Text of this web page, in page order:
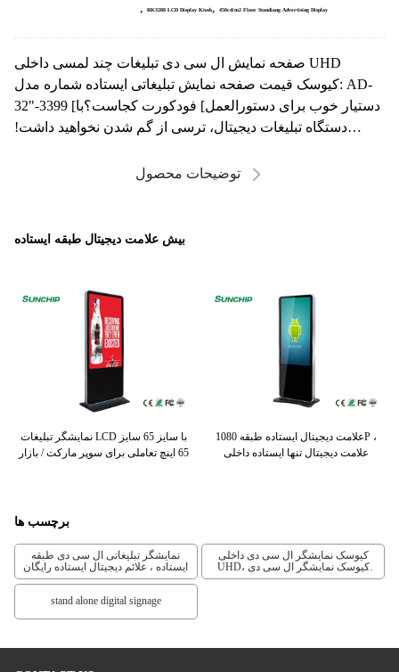
, RK3288 LCD Display Kiosk, 450cd/m2 Floor Standiang Advertising Display
صفحه نمایش ال سی دی تبلیغات چند لمسی داخلی UHD
کیوسک قیمت صفحه نمایش تبلیغاتی ایستاده شماره مدل: AD-
32"-3399 [دستیار خوب برای دستورالعمل] فودکورت کجاست؟با
دستگاه تبلیغات دیجیتال، ترسی از گم شدن نخواهید داشت!
توضیحات محصول
بیش علامت دیجیتال طبقه ایستاده
نمایشگر تبلیغات LCD با سایز 65 سایز
65 اینچ تعاملی برای سوپر مارکت / بازار
علامت دیجیتال ایستاده طبقه 1080P ،
علامت دیجیتال تنها ایستاده داخلی
برچسب ها
نمایشگر تبلیغاتی ال سی دی طبقه
ایستاده ، علائم دیجیتال ایستاده رایگان
کیوسک نمایشگر ال سی دی داخلی
UHD، کیوسک نمایشگر ال سی دی
RK3288، صفحه نمایش تبلیغاتی کف
stand alone digital signage